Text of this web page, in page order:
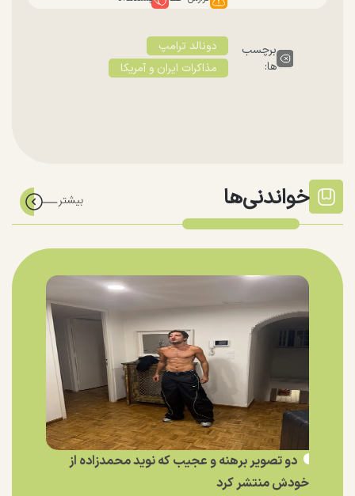
برچسب
ها:
دونالد ترامپ
مذاکرات ایران و آمریکا
خواندنی‌ها
دو تصویر برهنه و عجیب که نوید محمدزاده از
خودش منتشر کرد